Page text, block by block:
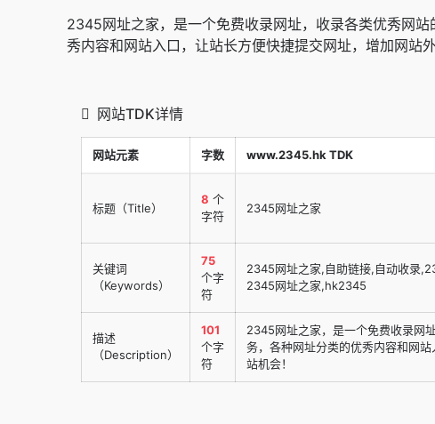
2345网址之家，是一个免费收录网址，收录各类优秀网
秀内容和网站入口，让站长方便快捷提交网址，增加网站
网站TDK详情
网站元素 字数 www.2345.hk TDK
标题（Title）
8 个
字符
2345网址之家
关键词
（Keywords）
75
个字
符
2345网址之家,自助链接,自动收录
2345网址之家,hk2345
描述
（Description）
101
个字
符
2345网址之家，是一个免费收录网
务，各种网址分类的优秀内容和网
站机会！